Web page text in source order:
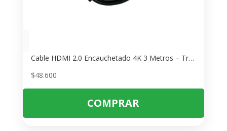
Cable HDMI 2.0 Encauchetado 4K 3 Metros – Transmisión Ultra HD Estable
$48.600
COMPRAR